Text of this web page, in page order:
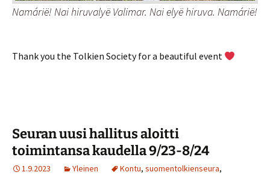
Namárië! Nai hiruvalyë Valimar. Nai elyë hiruva. Namárië!
Thank you the Tolkien Society for a beautiful event
Seuran uusi hallitus aloitti
toimintansa kaudella 9/23-8/24
1.9.2023 Yleinen Kontu, suomentolkienseura,